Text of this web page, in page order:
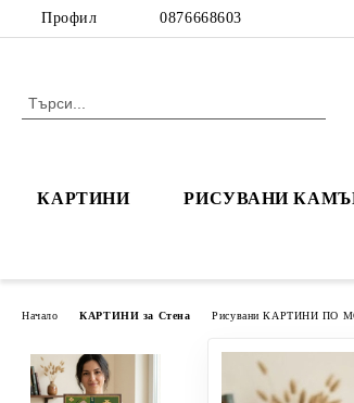
Профил 0876668603
КАРТИНИ РИСУВАНИ
Начало КАРТИНИ за Стена Рисувани КАРТИНИ ПО